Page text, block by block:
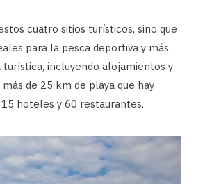
cuatro sitios turísticos, sino que
para la pesca deportiva y más.
incluyendo alojamientos y
de 25 km de playa que hay
hoteles y 60 restaurantes.